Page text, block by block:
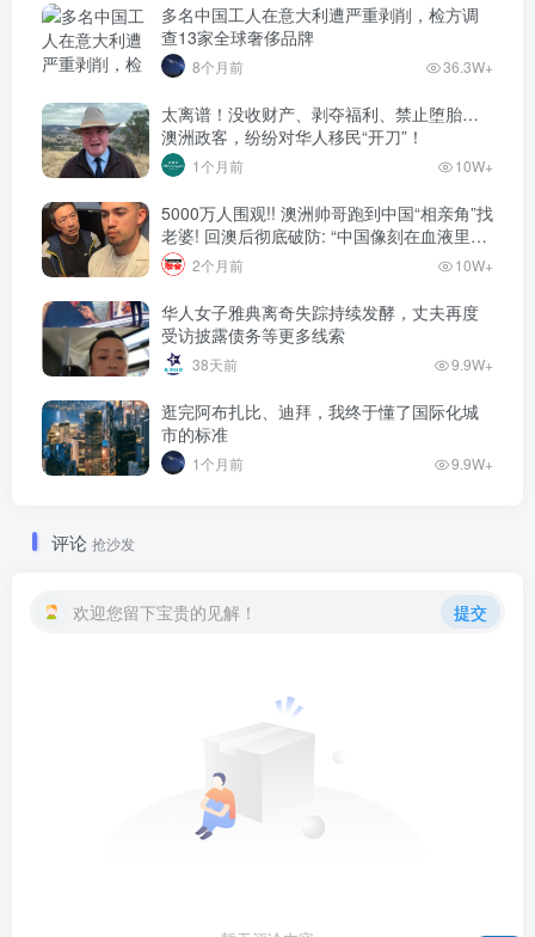
多名中国工人在意大利遭严重剥削，检方调
查13家全球奢侈品牌
8个月前 36.3W+
太离谱！没收财产、剥夺福利、禁止堕胎…
澳洲政客，纷纷对华人移民“开刀”！
1个月前 10W+
5000万人围观!! 澳洲帅哥跑到中国“相亲角”找
老婆! 回澳后彻底破防: “中国像刻在血液里的
家”! 全网疯狂热议…
2个月前 10W+
华人女子雅典离奇失踪持续发酵，丈夫再度
受访披露债务等更多线索
38天前 9.9W+
逛完阿布扎比、迪拜，我终于懂了国际化城
市的标准
1个月前 9.9W+
评论 抢沙发
欢迎您留下宝贵的见解！ 提交